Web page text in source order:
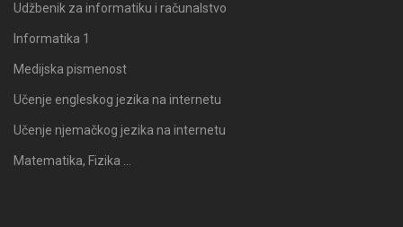
Udžbenik za informatiku i računalstvo
Informatika 1
Medijska pismenost
Učenje engleskog jezika na internetu
Učenje njemačkog jezika na internetu
Matematika, Fizika …